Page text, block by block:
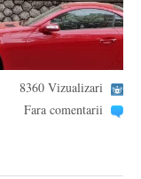
8360 Vizualizari
Fara comentarii